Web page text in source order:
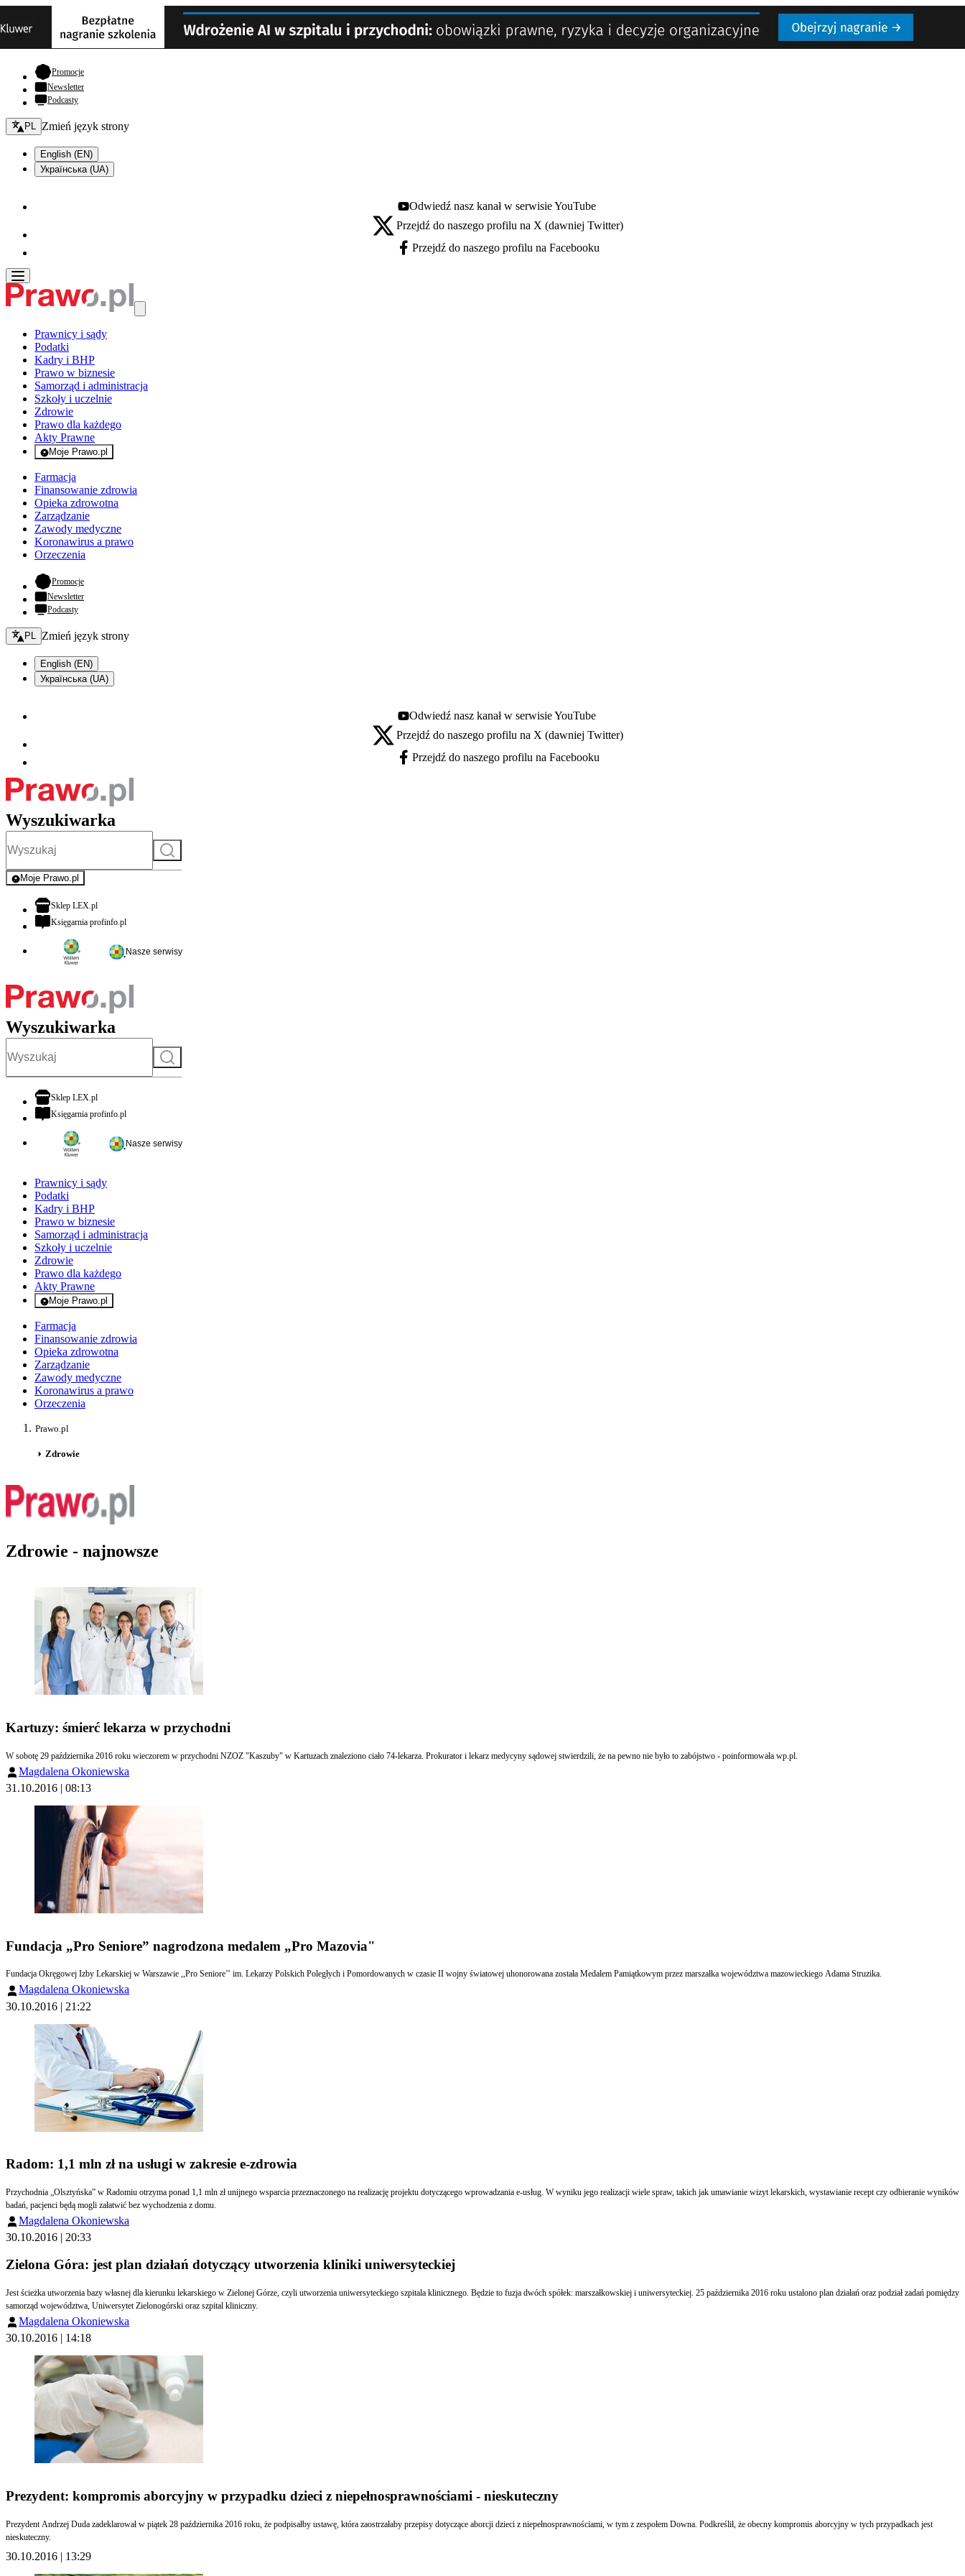
Promocje- otwiera się w nowej karcie
Newsletter
Podcasty
Zmień język - bieżący:
PL Zmień język strony
English (EN)
Українська (UA)
Youtube - otwiera się w nowej karcie
Odwiedź nasz kanał w serwisie YouTube
X - otwiera się w nowej karcie
Przejdź do naszego profilu na X (dawniej Twitter)
Facebook - otwiera się w nowej karcie
Przejdź do naszego profilu na Facebooku
Prawnicy i sądy
Podatki
Kadry i BHP
Prawo w biznesie
Samorząd i administracja
Szkoły i uczelnie
Zdrowie
Prawo dla każdego
Akty Prawne
Moje Prawo.pl
- rejestracja i logowanie do serwisu
Farmacja
Finansowanie zdrowia
Opieka zdrowotna
Zarządzanie
Zawody medyczne
Koronawirus a prawo
Orzeczenia
Promocje- otwiera się w nowej karcie
Newsletter
Podcasty
Zmień język - bieżący:
PL Zmień język strony
English (EN)
Українська (UA)
Youtube - otwiera się w nowej karcie
Odwiedź nasz kanał w serwisie YouTube
X - otwiera się w nowej karcie
Przejdź do naszego profilu na X (dawniej Twitter)
Facebook - otwiera się w nowej karcie
Przejdź do naszego profilu na Facebooku
Wyszukiwarka
Szukaj
Moje Prawo.pl
- rejestracja i logowanie do serwisu
Sklep LEX.plotwiera się w nowej karcie
Księgarnia profinfo.plotwiera się w nowej karcie
Nasze serwisy
Wyszukiwarka
Szukaj
Sklep LEX.plotwiera się w nowej karcie
Księgarnia profinfo.plotwiera się w nowej karcie
Nasze serwisy
Prawnicy i sądy
Podatki
Kadry i BHP
Prawo w biznesie
Samorząd i administracja
Szkoły i uczelnie
Zdrowie
Prawo dla każdego
Akty Prawne
Moje Prawo.pl
- rejestracja i logowanie do serwisu
Farmacja
Finansowanie zdrowia
Opieka zdrowotna
Zarządzanie
Zawody medyczne
Koronawirus a prawo
Orzeczenia
Prawo.pl
Zdrowie
Zdrowie - najnowsze
Kartuzy: śmierć lekarza w przychodni
W sobotę 29 października 2016 roku wieczorem w przychodni NZOZ "Kaszuby" w Kartuzach znaleziono ciało 74-lekarza. Prokurator i lekarz medycyny sądowej stwierdzili, że na pewno nie było to zabójstwo - poinformowała wp.pl.
Magdalena Okoniewska
31.10.2016 | 08:13
Fundacja „Pro Seniore” nagrodzona medalem „Pro Mazovia"
Fundacja Okręgowej Izby Lekarskiej w Warszawie ,,Pro Seniore’’ im. Lekarzy Polskich Poległych i Pomordowanych w czasie II wojny światowej uhonorowana została Medalem Pamiątkowym przez marszałka województwa mazowieckiego Adama Struzika.
Magdalena Okoniewska
30.10.2016 | 21:22
Radom: 1,1 mln zł na usługi w zakresie e-zdrowia
Przychodnia „Olsztyńska” w Radomiu otrzyma ponad 1,1 mln zł unijnego wsparcia przeznaczonego na realizację projektu dotyczącego wprowadzania e-usług. W wyniku jego realizacji wiele spraw, takich jak umawianie wizyt lekarskich, wystawianie recept czy odbieranie wyników
badań, pacjenci będą mogli załatwić bez wychodzenia z domu.
Magdalena Okoniewska
30.10.2016 | 20:33
Zielona Góra: jest plan działań dotyczący utworzenia kliniki uniwersyteckiej
Jest ścieżka utworzenia bazy własnej dla kierunku lekarskiego w Zielonej Górze, czyli utworzenia uniwersyteckiego szpitala klinicznego. Będzie to fuzja dwóch spółek: marszałkowskiej i uniwersyteckiej. 25 października 2016 roku ustalono plan działań oraz podział zadań pomiędzy
samorząd województwa, Uniwersytet Zielonogórski oraz szpital kliniczny.
Magdalena Okoniewska
30.10.2016 | 14:18
Prezydent: kompromis aborcyjny w przypadku dzieci z niepełnosprawnościami - nieskuteczny
Prezydent Andrzej Duda zadeklarował w piątek 28 października 2016 roku, że podpisałby ustawę, która zaostrzałaby przepisy dotyczące aborcji dzieci z niepełnosprawnościami, w tym z zespołem Downa. Podkreślił, że obecny kompromis aborcyjny w tych przypadkach jest
nieskuteczny.
30.10.2016 | 13:29